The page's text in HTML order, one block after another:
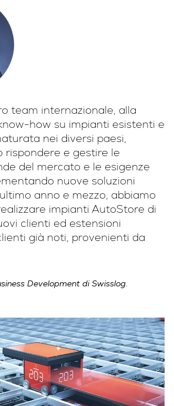
team internazionale, alla
how su impianti esistenti e
nei diversi paesi,
rispondere e gestire le
del mercato e le esigenze
nuove soluzioni
anno e mezzo, abbiamo
impianti AutoStore di
clienti ed estensioni
già noti, provenienti da
Development di Swisslog.